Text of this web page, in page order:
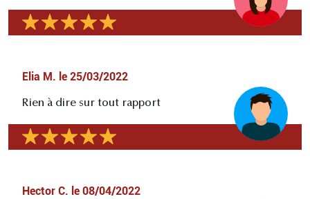
Elia M. le 25/03/2022
Rien à dire sur tout rapport
Hector C. le 08/04/2022